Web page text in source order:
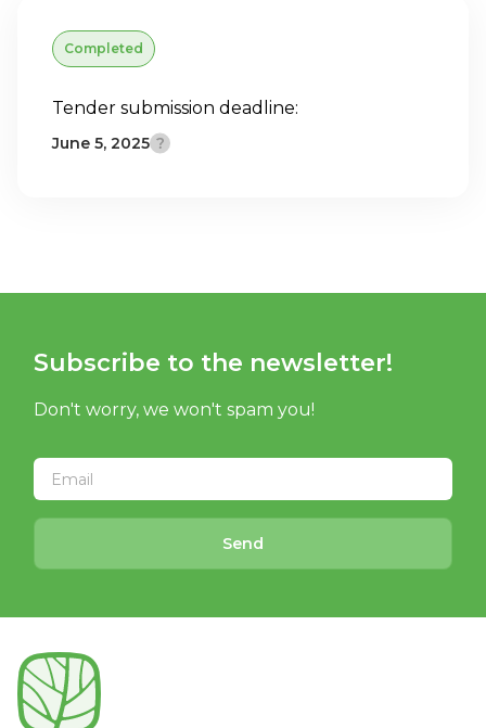
Completed
Tender submission deadline:
June 5, 2025
Subscribe to the newsletter!
Don't worry, we won't spam you!
Send